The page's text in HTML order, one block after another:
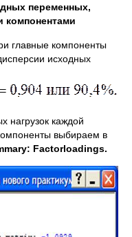
переменных,
компонентами
главные компоненты
исходных
нагрузок каждой
выбираем в
: Factorloadings.